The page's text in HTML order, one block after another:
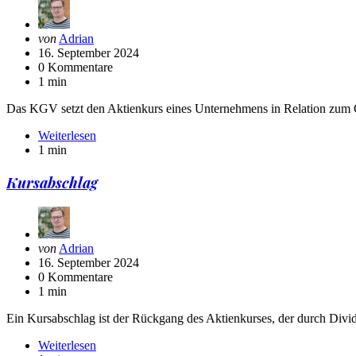
Geschrieben
von
von Adrian
16. September 2024
0 Kommentare
1 min
Das KGV setzt den Aktienkurs eines Unternehmens in Relation
Weiterlesen
1 min
Kursabschlag
Geschrieben
von
vonAdrian
16. September 2024
0 Kommentare
1 min
Ein Kursabschlag ist der Rückgang des Aktienkurses, der durch
Weiterlesen